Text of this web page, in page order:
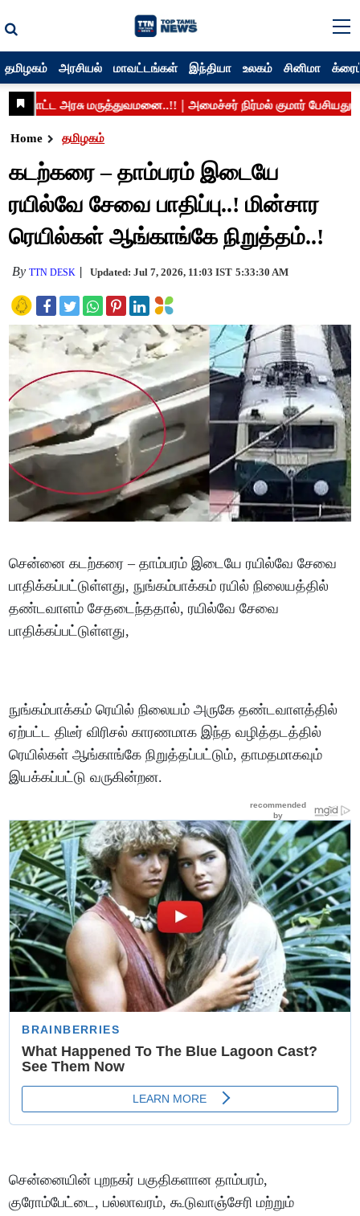
தமிழகம் அரசியல் மாவட்டங்கள் இந்தியா உலகம் சினிமா
Home தமிழகம்
கடற்கரை – தாம்பரம் இடையே
ரயில்வே சேவை பாதிப்பு..! மின்சார
ரெயில்கள் ஆங்காங்கே நிறுத்தம்..!
ByTTN DESK Updated: Jul 7, 2026, 11:03 IST 5:33:30 AM
சென்னை கடற்கரை – தாம்பரம் இடையே ரயில்வே சேவை
பாதிக்கப்பட்டுள்ளது, நுங்கம்பாக்கம் ரயில் நிலையத்தில்
தண்டவாளம் சேதடைந்ததால், ரயில்வே சேவை
பாதிக்கப்பட்டுள்ளது,
நுங்கம்பாக்கம் ரெயில் நிலையம் அருகே தண்டவாளத்தில்
ஏற்பட்ட திடீர் விரிசல் காரணமாக இந்த வழித்தடத்தில்
ரெயில்கள் ஆங்காங்கே நிறுத்தப்பட்டும், தாமதமாகவும்
இயக்கப்பட்டு வருகின்றன.
சென்னையின் புறநகர் பகுதிகளான தாம்பரம்,
குரோம்பேட்டை, பல்லாவரம், கூடுவாஞ்சேரி மற்றும்